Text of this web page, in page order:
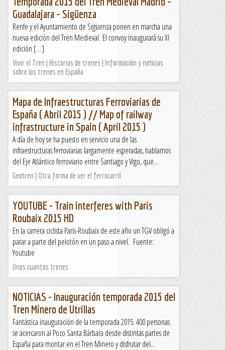
Guadalajara – Sigüenza
Renfe y el Ayuntamiento de Sigüenza ponen en marcha una
nueva edición del Tren Medieval. El convoy inaugurará su XI
edición […]
Vivir el Tren | Historias de trenes | Información y noticias
sobre los trenes en España
Mapa de Infraestructuras Ferroviarias de
España ( Abril 2015 ) // Map of railway
infrastructure in Spain ( April 2015 )
A día de hoy se ha puesto en servicio una de las
infraestructuras ferroviarias largamente esperadas, hablamos
del Eje Atlántico ferroviario entre Santiago y Vigo, que...
Geotren | Otra forma de ver el ferrocarril
YOUTUBE - Train interferes with Paris
Roubaix 2015 HD
En la carrera ciclista Paris-Roubaix de este año un TGV obligó a
parar a parte del pelotón en un paso a nivel. Fuente:
Youtube
Unos cuantos trenes
NOTICIAS - Inauguración temporada 2015 del
Tren Minero de Utrillas
Fantástica inauguración de la temporada 2015. 400 personas
se acercaron al Pozo Santa Bárbara desde distintas partes de
España para montar en el Tren Minero y disfrutar del...